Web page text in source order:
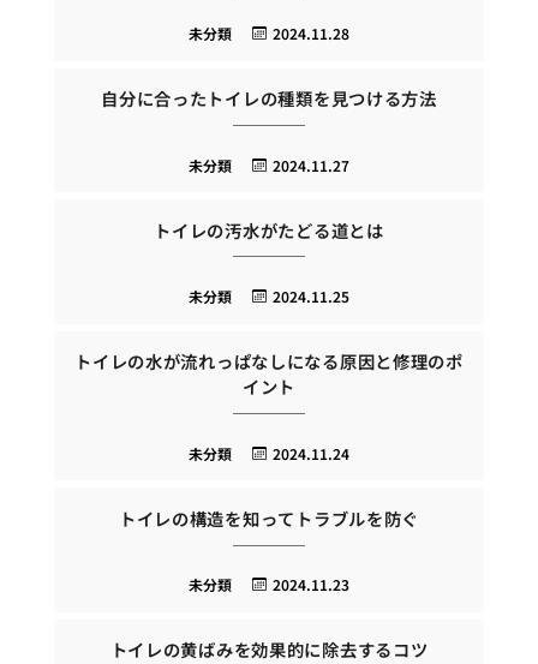
2024.11.28
未分類
自分に合ったトイレの種類を見つける方法
2024.11.27
未分類
トイレの汚水がたどる道とは
2024.11.25
未分類
トイレの水が流れっぱなしになる原因と修理のポ
イント
2024.11.24
未分類
トイレの構造を知ってトラブルを防ぐ
2024.11.23
未分類
トイレの黄ばみを効果的に除去するコツ